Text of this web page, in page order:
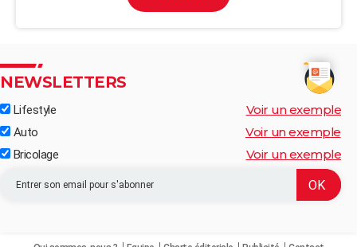
NEWSLETTERS
Lifestyle Voir un exemple
Auto Voir un exemple
Bricolage Voir un exemple